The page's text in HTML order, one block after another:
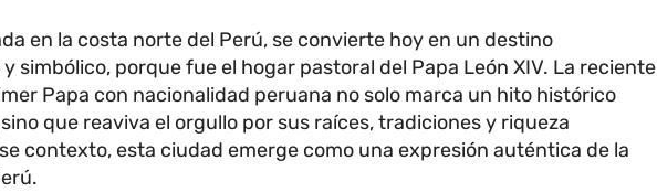
en la costa norte del Perú, se convierte hoy en un destino
simbólico, porque fue el hogar pastoral del Papa León XIV. La reciente
Papa con nacionalidad peruana no solo marca un hito histórico
que reaviva el orgullo por sus raíces, tradiciones y riqueza
contexto, esta ciudad emerge como una expresión auténtica de la